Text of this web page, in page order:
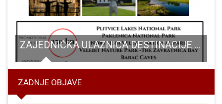
ZAJEDNIČKA ULAZNICA DESTINACIJE LIKA: do rujna posjetite 8 atrakcija za 350 umjesto 630 kn
ZADNJE OBJAVE